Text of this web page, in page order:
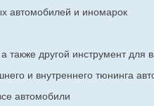
автомобилей и иномарок
другой инструмент для
и внутреннего тюнинга
автомобили